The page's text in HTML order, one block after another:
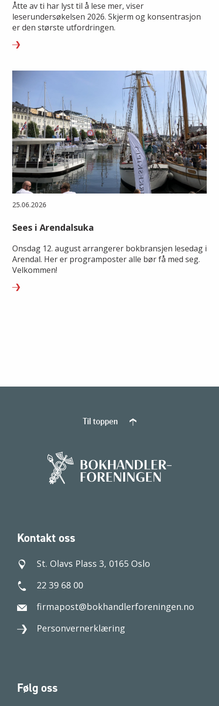
Åtte av ti har lyst til å lese mer, viser
leserundersøkelsen 2026. Skjerm og konsentrasjon
er den største utfordringen.
25.06.2026
Sees i Arendalsuka
Onsdag 12. august arrangerer bokbransjen lesedag i
Arendal. Her er programposter alle bør få med seg.
Velkommen!
Kontakt oss
St. Olavs Plass 3, 0165 Oslo
22 39 68 00
firmapost@bokhandlerforeningen.no
Personvernerklæring
Følg oss
Til toppen